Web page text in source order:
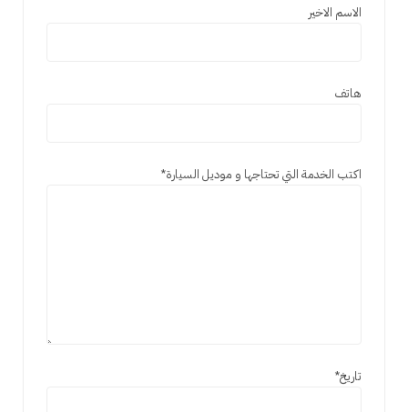
الاسم الاخير
هاتف
اكتب الخدمة التي تحتاجها و موديل السيارة*
تاريخ*